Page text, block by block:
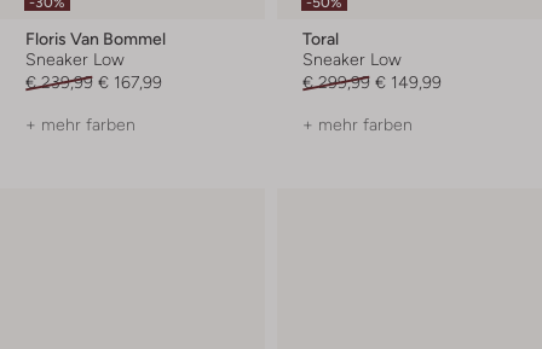
Floris Van Bommel
Sneaker Low
€ 239,99 € 167,99
+ mehr farben
Toral
Sneaker Low
€ 299,99 € 149,99
+ mehr farben